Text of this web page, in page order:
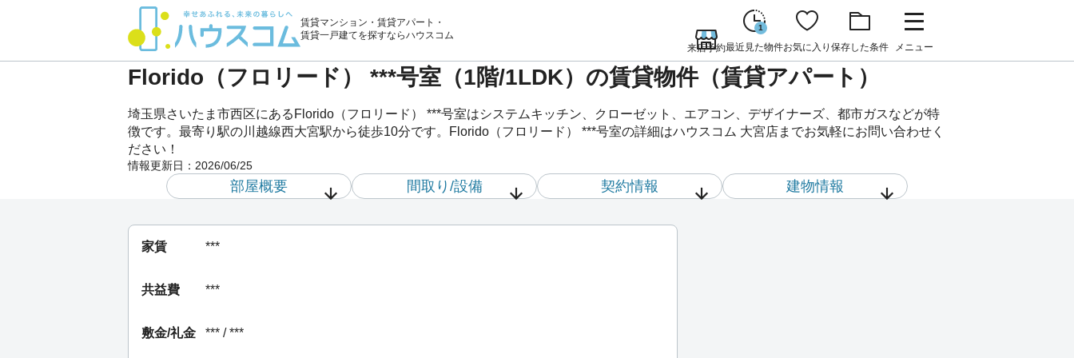
賃貸マンション・賃貸アパート・
賃貸一戸建てを探すならハウスコム
来店予約
1
最近見た物件お気に入り 保存した条件 メニュー
Florido（フロリード） ***号室（1階/1LDK）の賃貸物件（賃貸アパート）
埼玉県さいたま市西区にあるFlorido（フロリード） ***号室はシステムキッチン、クローゼット、エアコン、デザイナーズ、都市ガスなどが特
徴です。最寄り駅の川越線西大宮駅から徒歩10分です。Florido（フロリード） ***号室の詳細はハウスコム 大宮店までお気軽にお問い合わせく
ださい！
情報更新日： 2026/06/25
部屋概要 間取り/設備 契約情報 建物情報
家賃 ***
共益費 ***
敷金/礼金 *** / ***